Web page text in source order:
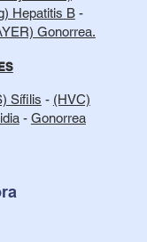
Hepatitis B-
Gonorrea.
Sífilis - (HVC)
- Gonorrea